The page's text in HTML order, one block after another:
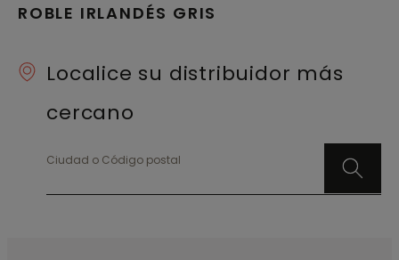
ROBLE IRLANDÉS GRIS
Localice su distribuidor más
cercano
Ciudad o Código postal